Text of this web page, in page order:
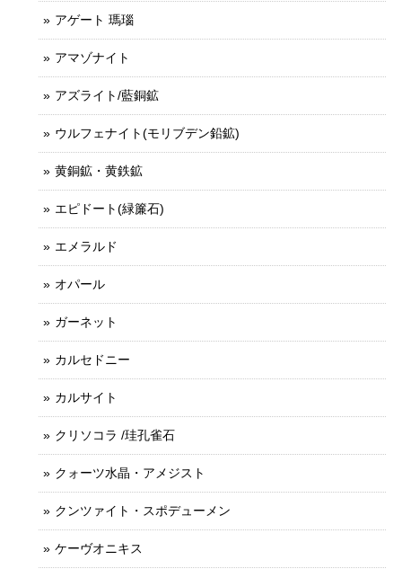
アゲート 瑪瑙
アマゾナイト
アズライト/藍銅鉱
ウルフェナイト(モリブデン鉛鉱)
黄銅鉱・黄鉄鉱
エピドート(緑簾石)
エメラルド
オパール
ガーネット
カルセドニー
カルサイト
クリソコラ /珪孔雀石
クォーツ水晶・アメジスト
クンツァイト・スポデューメン
ケーヴオニキス